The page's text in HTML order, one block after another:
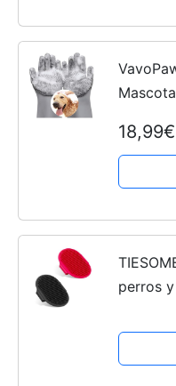
de
Guantes
18,99€
perros
goma,